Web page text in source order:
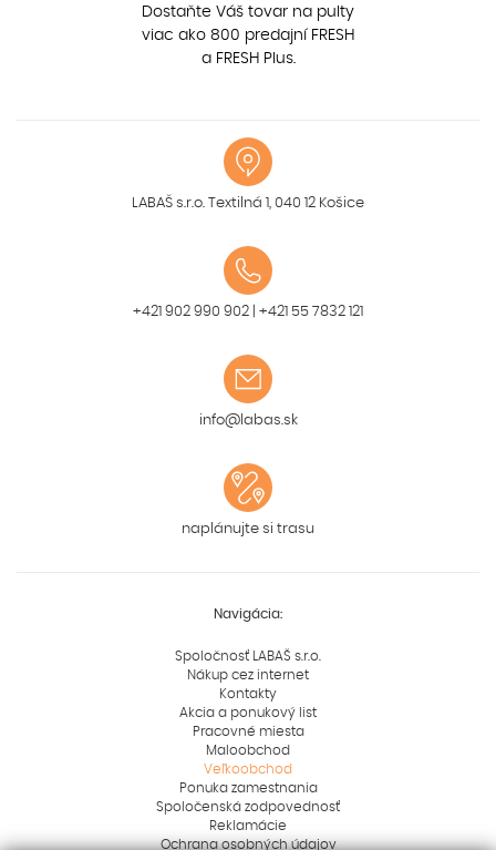
Dostaňte Váš tovar na pulty
viac ako 800 predajní FRESH
a FRESH Plus.
LABAŠ s.r.o. Textilná 1, 040 12 Košice
+421 902 990 902 +421 55 7832 121
info@labas.sk
naplánujte si trasu
Navigácia:
Spoločnosť LABAŠ s.r.o.
Nákup cez internet
Kontakty
Akcia a ponukový list
Pracovné miesta
Maloobchod
Veľkoobchod
Ponuka zamestnania
Spoločenská zodpovednosť
Reklamácie
Ochrana osobných údajov